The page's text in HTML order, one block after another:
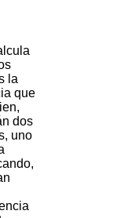
la
que
dos
uno